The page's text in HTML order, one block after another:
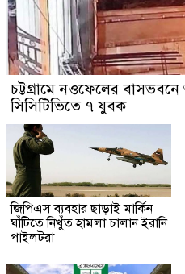
চট্টগ্রামে নওফেলের বাসভবনে
সিসিটিভিতে ৭ যুবক
জিপিএস ব্যবহার ছাড়াই মার্কিন
ঘাঁটিতে নিখুঁত হামলা চালান ইরানি
পাইলটরা